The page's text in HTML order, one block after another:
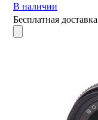
В наличии
Бесплатная доставка